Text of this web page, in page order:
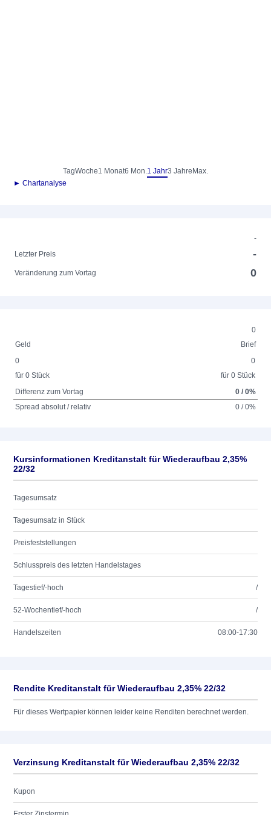
TagWoche1 Monat6 Mon.1 Jahr3 Jahre Max.
► Chartanalyse
-
Letzter Preis
-
Veränderung zum Vortag 0
0
Geld
Brief
0
für 0 Stück
0
für 0 Stück
Differenz zum Vortag
0 / 0%
Spread absolut / relativ
0 / 0%
Kursinformationen Kreditanstalt für Wiederaufbau 2,35%
22/32
Tagesumsatz
Tagesumsatz in Stück
Preisfeststellungen
Schlusspreis des letzten Handelstages
Tagestief/-hoch /
52-Wochentief/-hoch /
Handelszeiten 08:00-17:30
Rendite Kreditanstalt für Wiederaufbau 2,35% 22/32
Für dieses Wertpapier können leider keine Renditen berechnet werden.
Verzinsung Kreditanstalt für Wiederaufbau 2,35% 22/32
Kupon